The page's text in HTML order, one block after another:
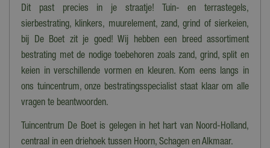
Kies je ervoor om de bestelling op te halen in ons magazijn/onze
winkel dan kan dat tot 16:30 uur. Wij laten je dan vooraf weten
wanneer en waar de bestelling precies klaarstaat.
Bezorgen op Waddeneilanden/Zeeland
Woon je op de Waddeneilanden of in Zeeland en wil je
jouw bestelling laten bezorgen? Neem dan contact op met onze
klantenservice om de mogelijkheden te bespreken.
Heb je meer vragen over het bestellen, bezorgen en/of afhalen
Dit past precies in je straatje! Tuin- en terrastegels,
sierbestrating, klinkers, muurelement, zand, grind of sierkeien,
bij De Boet zit je goed! Wij hebben een breed assortiment
bestrating met de nodige toebehoren zoals zand, grind, split en
keien in verschillende vormen en kleuren. Kom eens langs in
ons tuincentrum, onze bestratingsspecialist staat klaar om alle
vragen te beantwoorden.
Tuincentrum De Boet is gelegen in het hart van Noord-Holland,
centraal in een driehoek tussen Hoorn, Schagen en Alkmaar.